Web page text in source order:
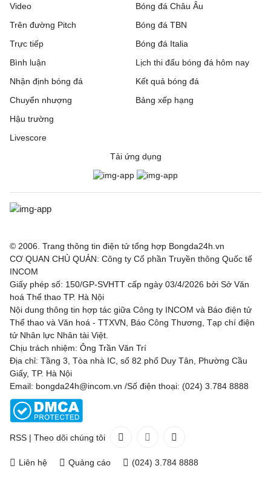
Video
Trên đường Pitch
Trực tiếp
Bóng đá Châu Âu
Bóng đá TBN
Bóng đá Italia
Bình luận
Nhận định bóng đá
Chuyển nhượng
Hậu trường
Livescore
Lịch thi đấu bóng đá hôm nay
Kết quả bóng đá
Bảng xếp hạng
Tải ứng dụng
© 2006. Trang thông tin điện tử tổng hợp Bongda24h.vn
CƠ QUAN CHỦ QUẢN: Công ty Cổ phần Truyền thông Quốc tế
INCOM
Giấy phép số: 150/GP-SVHTT cấp ngày 03/4/2026 bởi Sở Văn
hoá Thể thao TP. Hà Nội
Nội dung thông tin hợp tác giữa Công ty INCOM và Báo điện tử
Thể thao và Văn hoá - TTXVN, Báo Công Thương, Tạp chí điện
tử Nhân lực Nhân tài Việt.
Chịu trách nhiệm: Ông Trần Văn Trí
Địa chỉ: Tầng 3, Tòa nhà IC, số 82 phố Duy Tân, Phường Cầu
Giấy, TP. Hà Nội
Email: bongda24h@incom.vn /Số điện thoại: (024) 3.784 8888
RSS | Theo dõi chúng tôi
Liên hệ Quảng cáo (024) 3.784 8888